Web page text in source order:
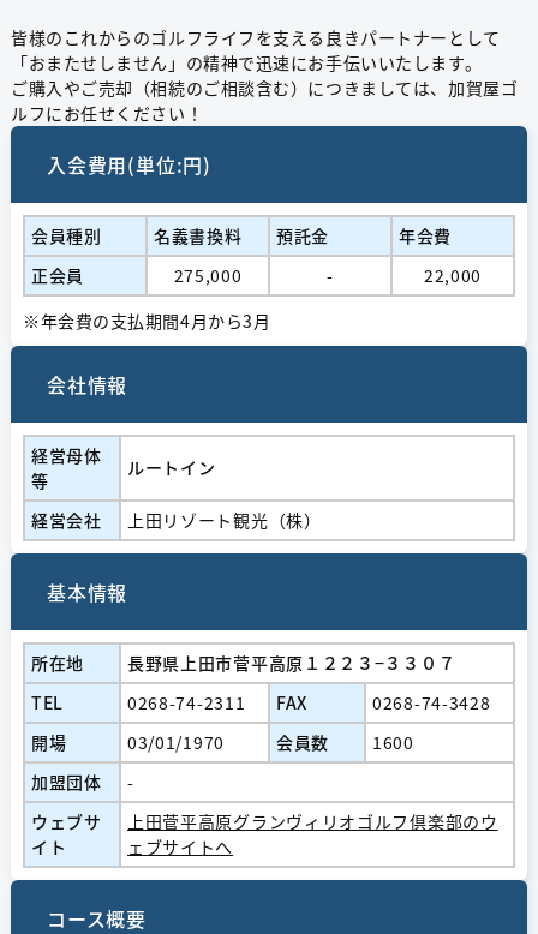
皆様のこれからのゴルフライフを支える良きパートナーとして
「おまたせしません」の精神で迅速にお手伝いいたします。
ご購入やご売却（相続のご相談含む）につきましては、加賀屋ゴ
ルフにお任せください！
入会費用(単位:円)
会員種別 名義書換料 預託金
年会費
正会員
275,000 -
22,000
※年会費の支払期間4月から3月
会社情報
経営⺟体
等
ルートイン
経営会社 上田リゾート観光（株）
基本情報
所在地
長野県上田市菅平高原１２２３−３３０７
TEL
0268-74-2311 FAX
0268-74-3428
開場
03/01/1970 会員数
1600
加盟団体
-
ウェブサ
イト
上田菅平高原グランヴィリオゴルフ倶楽部のウ
ェブサイトへ
コース概要